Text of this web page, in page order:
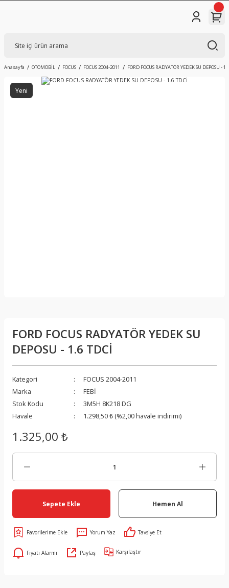
Anasayfa OTOMOBİL FOCUS FOCUS 2004-2011 FORD FOCUS RADYATÖR YEDEK SU DEPOSU -
Yeni
FORD FOCUS RADYATÖR YEDEK SU
DEPOSU - 1.6 TDCİ
Kategori
FOCUS 2004-2011
Marka
FEBİ
Stok Kodu
3M5H 8K218 DG
Havale
1.298,50 ₺ (%2,00 havale indirimi)
1.325,00 ₺
Sepete Ekle Hemen Al
Yorum Yaz Tavsiye Et
Fiyatı Alarmı Paylaş Karşılaştır